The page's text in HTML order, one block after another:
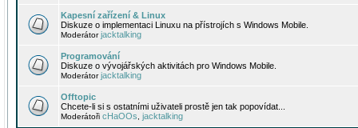
Kapesní zařízení & Linux
Diskuze o implementaci Linuxu na přístrojích s Windows Mobile.
Moderátorjacktalking
Programování
Diskuze o vývojářských aktivitách pro Windows Mobile.
Moderátorjacktalking
Offtopic
Chcete-li si s ostatními uživateli prostě jen tak popovídat...
Moderátoři cHaOOs jacktalking